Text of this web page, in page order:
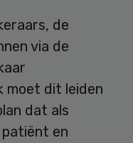
de
via de
moet dit leiden
dat als
en